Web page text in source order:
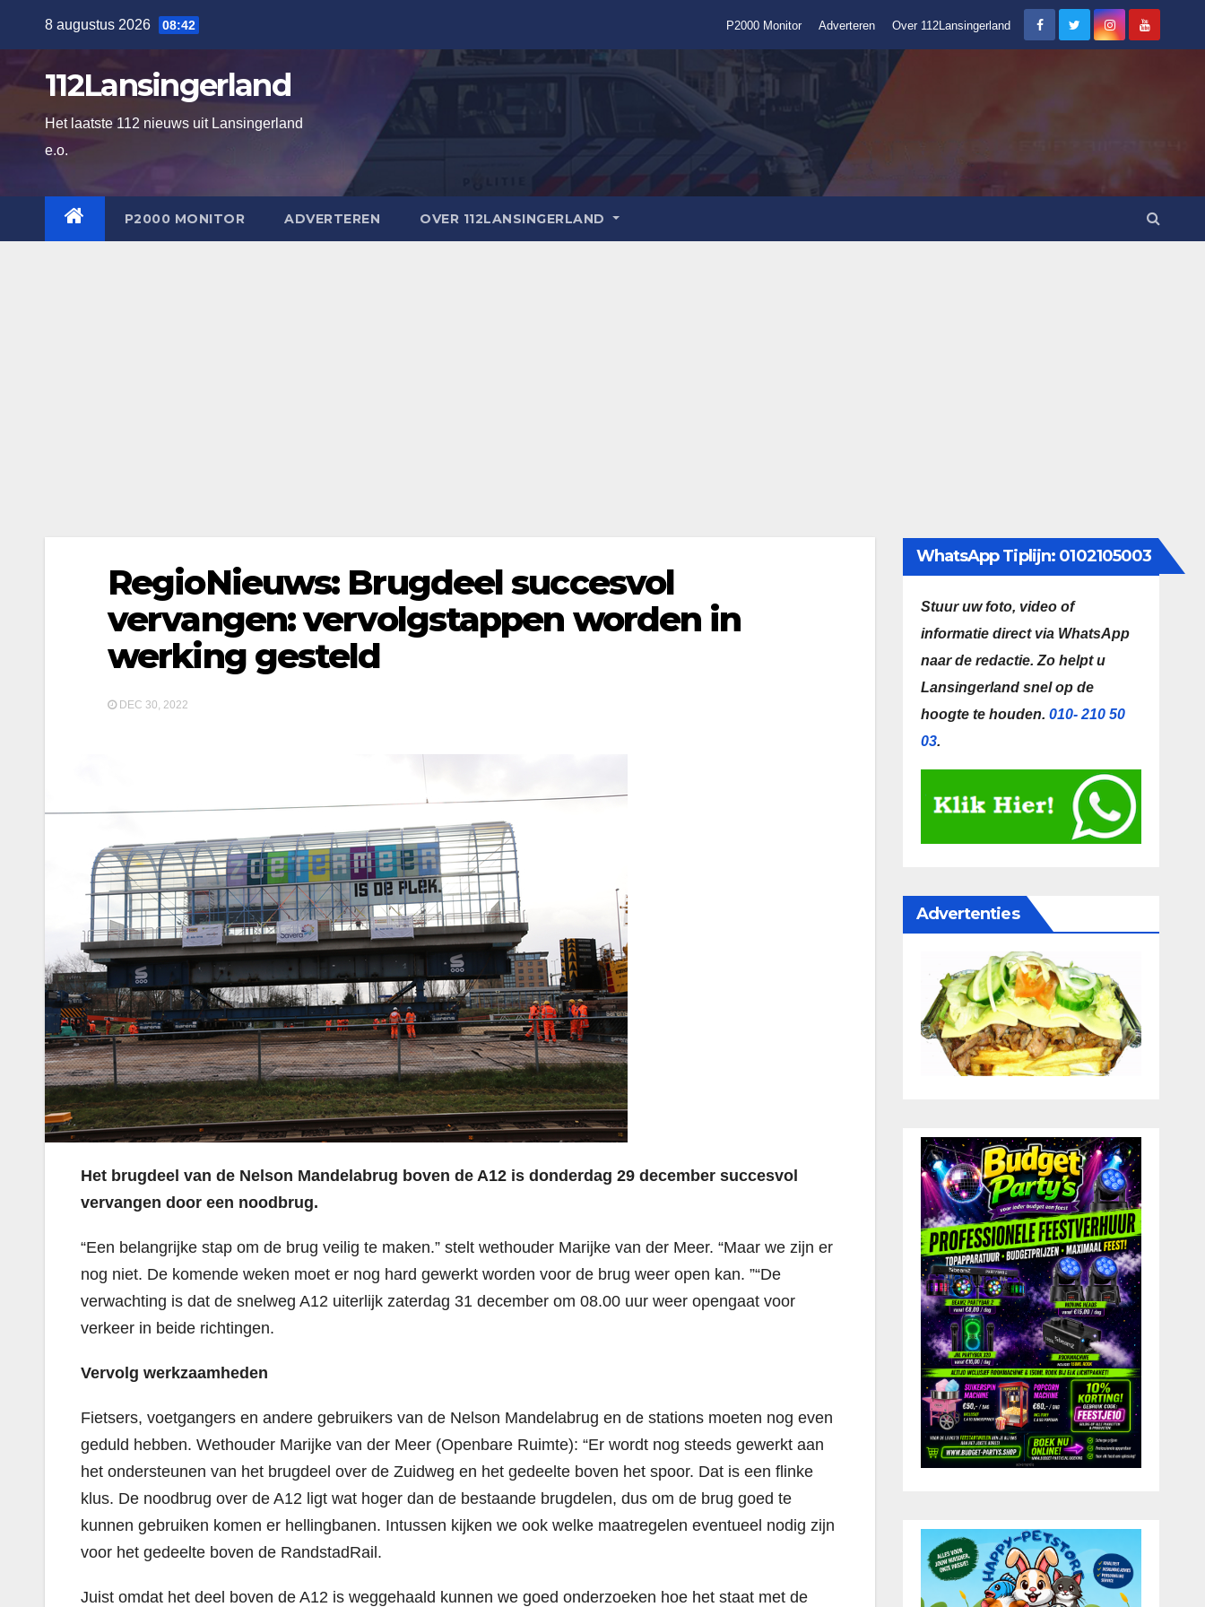
inhoud
8 augustus 2026 08:42 P2000 Monitor Adverteren Over 112Lansingerland
112Lansingerland
Het laatste 112 nieuws uit Lansingerland
e.o.
P2000 MONITOR ADVERTEREN OVER 112LANSINGERLAND
RegioNieuws: Brugdeel succesvol
vervangen: vervolgstappen worden in
werking gesteld
DEC 30, 2022
Het brugdeel van de Nelson Mandelabrug boven de A12 is donderdag 29 december succesvol
vervangen door een noodbrug.
“Een belangrijke stap om de brug veilig te maken.” stelt wethouder Marijke van der Meer. “Maar we zijn er
nog niet. De komende weken moet er nog hard gewerkt worden voor de brug weer open kan. ”“De
verwachting is dat de snelweg A12 uiterlijk zaterdag 31 december om 08.00 uur weer opengaat voor
verkeer in beide richtingen.
Vervolg werkzaamheden
Fietsers, voetgangers en andere gebruikers van de Nelson Mandelabrug en de stations moeten nog even
geduld hebben. Wethouder Marijke van der Meer (Openbare Ruimte): “Er wordt nog steeds gewerkt aan
het ondersteunen van het brugdeel over de Zuidweg en het gedeelte boven het spoor. Dat is een flinke
klus. De noodbrug over de A12 ligt wat hoger dan de bestaande brugdelen, dus om de brug goed te
kunnen gebruiken komen er hellingbanen. Intussen kijken we ook welke maatregelen eventueel nodig zijn
voor het gedeelte boven de RandstadRail.
Juist omdat het deel boven de A12 is weggehaald kunnen we goed onderzoeken hoe het staat met de
WhatsApp Tiplijn: 0102105003
Stuur uw foto, video of
informatie direct via WhatsApp
naar de redactie. Zo helpt u
Lansingerland snel op de
hoogte te houden. 010- 210 50
03.
Advertenties